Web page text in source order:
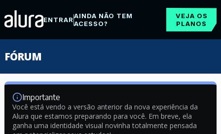
ENTRARAINDA NÃO TEM
ACESSO?
VEJA OS
PLANOS
FÓRUM
Importante
Você está vendo a versão anterior da nova experiência da
Alura que estamos preparando para você. Em breve, ela
ganha uma identidade visual novinha totalmente pensada